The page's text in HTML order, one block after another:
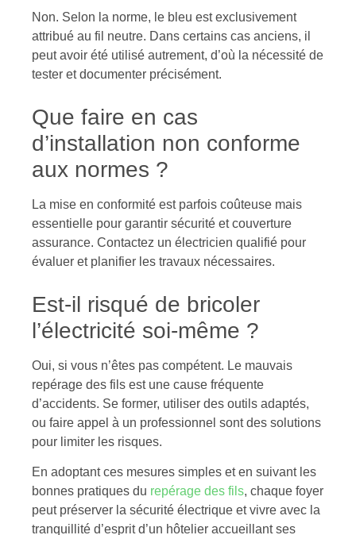
Non. Selon la norme, le bleu est exclusivement
attribué au fil neutre. Dans certains cas anciens, il
peut avoir été utilisé autrement, d’où la nécessité de
tester et documenter précisément.
Que faire en cas
d’installation non conforme
aux normes ?
La mise en conformité est parfois coûteuse mais
essentielle pour garantir sécurité et couverture
assurance. Contactez un électricien qualifié pour
évaluer et planifier les travaux nécessaires.
Est-il risqué de bricoler
l’électricité soi-même ?
Oui, si vous n’êtes pas compétent. Le mauvais
repérage des fils est une cause fréquente
d’accidents. Se former, utiliser des outils adaptés,
ou faire appel à un professionnel sont des solutions
pour limiter les risques.
En adoptant ces mesures simples et en suivant les
bonnes pratiques du repérage des fils, chaque foyer
peut préserver la sécurité électrique et vivre avec la
tranquillité d’esprit d’un hôtelier accueillant ses